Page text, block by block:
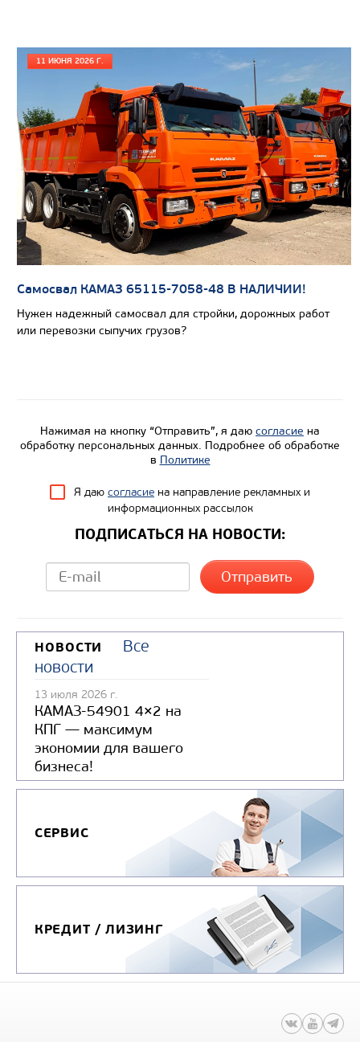
Цена по запросу
Производитель
Экологический класс
11 ИЮНЯ 2026 Г.
Самосвал КАМАЗ 65115-7058-48 В НАЛИЧИИ!
Нужен надежный самосвал для стройки, дорожных работ
или перевозки сыпучих грузов?
Нажимая на кнопку “Отправить”, я даю согласие на
обработку персональных данных. Подробнее об обработке
в Политике
Я даю согласие на направление рекламных и
информационных рассылок
ПОДПИСАТЬСЯ НА НОВОСТИ:
НОВОСТИ
Все
новости
13 июля 2026 г.
КАМАЗ-54901 4×2 на
КПГ — максимум
экономии для вашего
бизнеса!
СЕРВИС
КРЕДИТ / ЛИЗИНГ